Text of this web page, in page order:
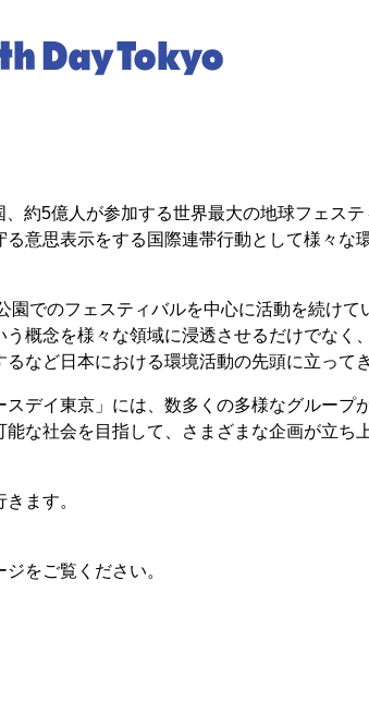
約5億人が参加する世界最大の地球フェステ
意思表示をする国際連帯行動として様々な
でのフェスティバルを中心に活動を続けて
概念を様々な領域に浸透させるだけでなく
など日本における環境活動の先頭に立って
デイ東京」には、数多くの多様なグループ
な社会を目指して、さまざまな企画が立ち
ます。
をご覧ください。